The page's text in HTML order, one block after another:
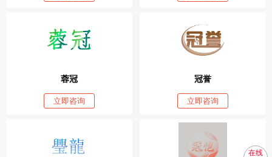
蓉冠
立即咨询
冠誉
立即咨询
在线